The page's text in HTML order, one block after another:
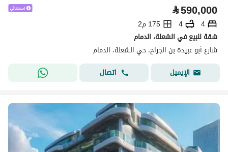
⃁590,000
4
4
175 م2
شقة للبيع في الشعلة، الدمام
شارع أبو عبيدة بن الجراح، حي الشعلة، الدمام
الإيميل
اتصال